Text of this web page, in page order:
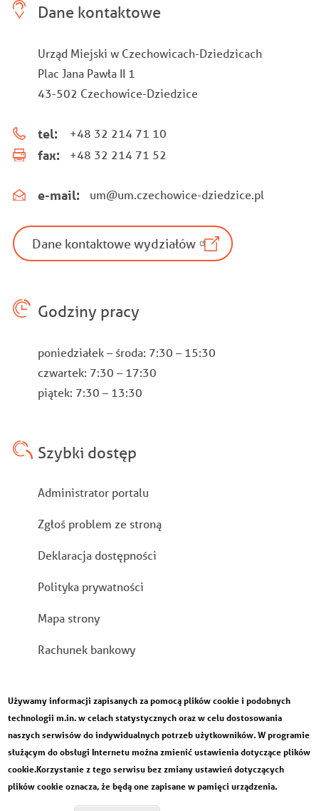
Dane kontaktowe
Urząd Miejski w Czechowicach-Dziedzicach
Plac Jana Pawła II 1
43-502 Czechowice-Dziedzice
tel: +48 32 214 71 10
fax: +48 32 214 71 52
e-mail: um@um.czechowice-dziedzice.pl
Dane kontaktowe wydziałów
Godziny pracy
poniedziałek – środa: 7:30 – 15:30
czwartek: 7:30 – 17:30
piątek: 7:30 – 13:30
Szybki dostęp
Stopka
Administrator portalu
Zgłoś problem ze stroną
Deklaracja dostępności
Polityka prywatności
Mapa strony
Rachunek bankowy
Używamy informacji zapisanych za pomocą plików cookie i podobnych
technologii m.in. w celach statystycznych oraz w celu dostosowania
naszych serwisów do indywidualnych potrzeb użytkowników. W programie
służącym do obsługi Internetu można zmienić ustawienia dotyczące plików
cookie.Korzystanie z tego serwisu bez zmiany ustawień dotyczących
plików cookie oznacza, że będą one zapisane w pamięci urządzenia.